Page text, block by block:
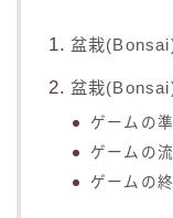
盆栽
盆栽
ゲームの
ゲームの
ゲームの